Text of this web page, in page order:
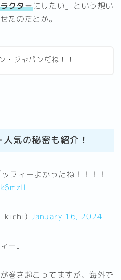
クターにしたい」という想い
たのだとか。
・ジャパンだね！！
気の秘密も紹介！
ッフィーよかったね！！！！
January 16, 2024
ー。
巻き起こってますが、海外で